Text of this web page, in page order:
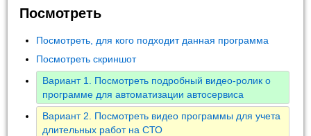
Посмотреть
Посмотреть, для кого подходит данная программа
Посмотреть скриншот
Вариант 1. Посмотреть подробный видео-ролик о
программе для автоматизации автосервиса
Вариант 2. Посмотреть видео программы для учета
длительных работ на СТО